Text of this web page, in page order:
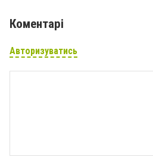
Коментарі
Авторизуватись